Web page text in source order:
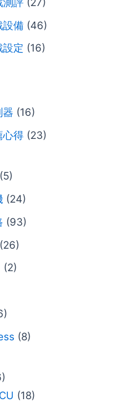
設備 (46)
定 (16)
器 (16)
心得 (23)
(5)
(24)
(93)
(26)
(2)
(8)
(18)